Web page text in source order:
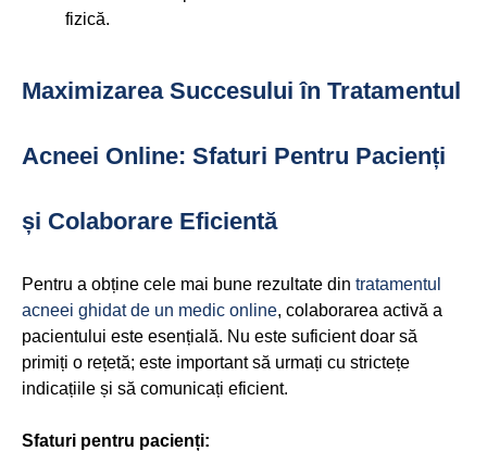
fizică.
Maximizarea Succesului în Tratamentul
Acneei Online: Sfaturi Pentru Pacienți
și Colaborare Eficientă
Pentru a obține cele mai bune rezultate din tratamentul
acneei ghidat de un medic online, colaborarea activă a
pacientului este esențială. Nu este suficient doar să
primiți o rețetă; este important să urmați cu strictețe
indicațiile și să comunicați eficient.
Sfaturi pentru pacienți: